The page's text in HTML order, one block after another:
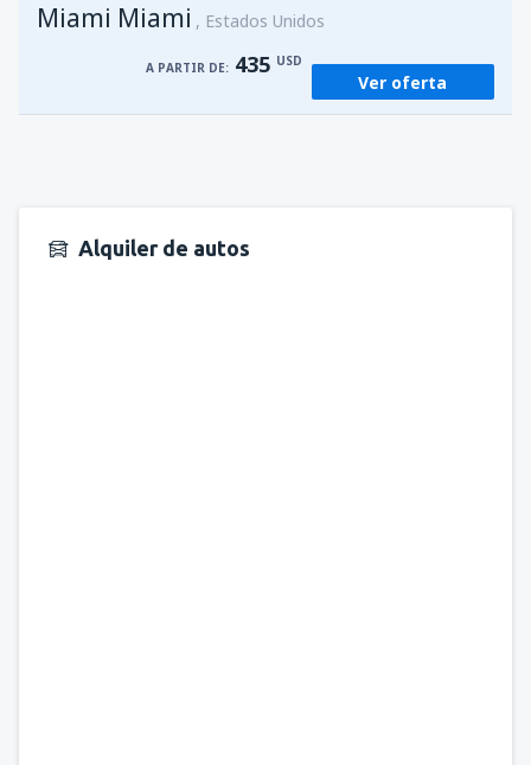
Miami Miami Estados Unidos
A PARTIR DE: 435 USD
Ver oferta
Alquiler de autos